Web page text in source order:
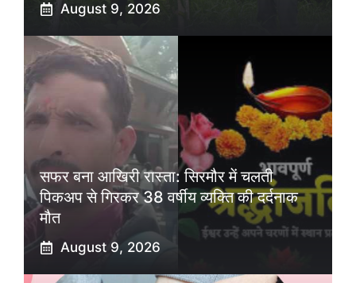
August 9, 2026
सफर बना आखिरी रास्ता: सिरमौर में चलती
पिकअप से गिरकर 38 वर्षीय व्यक्ति की दर्दनाक
मौत
August 9, 2026